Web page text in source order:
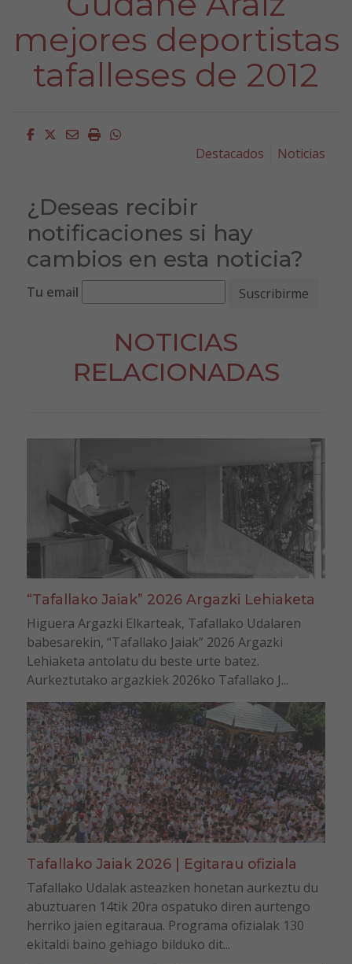
mejores deportistas
tafalleses de 2012
Facebook
Twitter
EmailImprimirWhatsapp
Destacados
Noticias
¿Deseas recibir
notificaciones si hay
cambios en esta noticia?
Tu email
NOTICIAS
RELACIONADAS
“Tafallako Jaiak” 2026 Argazki Lehiaketa
Higuera Argazki Elkarteak, Tafallako Udalaren
babesarekin, “Tafallako Jaiak” 2026 Argazki
Lehiaketa antolatu du beste urte batez.
Aurkeztutako argazkiek 2026ko Tafallako J...
Tafallako Jaiak 2026 | Egitarau ofiziala
Tafallako Udalak asteazken honetan aurkeztu du
abuztuaren 14tik 20ra ospatuko diren aurtengo
herriko jaien egitaraua. Programa ofizialak 130
ekitaldi baino gehiago bilduko dit...